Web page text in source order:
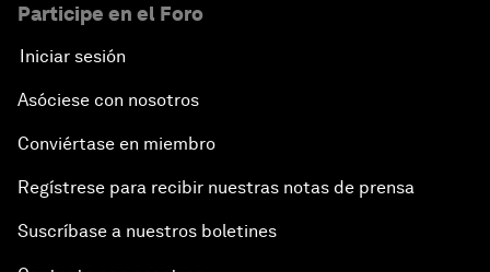
Participe en el Foro
Iniciar sesión
Asóciese con nosotros
Conviértase en miembro
Regístrese para recibir nuestras notas de prensa
Suscríbase a nuestros boletines